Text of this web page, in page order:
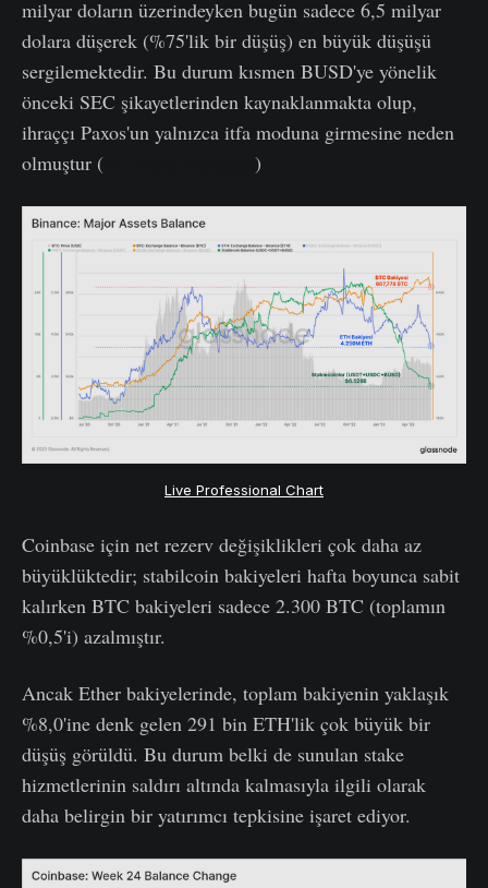
milyar doların üzerindeyken bugün sadece 6,5 milyar
dolara düşerek (%75'lik bir düşüş) en büyük düşüşü
sergilemektedir. Bu durum kısmen BUSD'ye yönelik
önceki SEC şikayetlerinden kaynaklanmakta olup,
ihraççı Paxos'un yalnızca itfa moduna girmesine neden
olmuştur (
)
Live Professional Chart
Coinbase için net rezerv değişiklikleri çok daha az
büyüklüktedir; stabilcoin bakiyeleri hafta boyunca sabit
kalırken BTC bakiyeleri sadece 2.300 BTC (toplamın
%0,5'i) azalmıştır.
Ancak Ether bakiyelerinde, toplam bakiyenin yaklaşık
%8,0'ine denk gelen 291 bin ETH'lik çok büyük bir
düşüş görüldü. Bu durum belki de sunulan stake
hizmetlerinin saldırı altında kalmasıyla ilgili olarak
daha belirgin bir yatırımcı tepkisine işaret ediyor.